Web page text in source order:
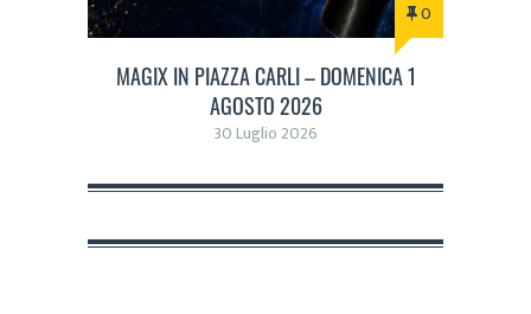
0
MAGIX IN PIAZZA CARLI – DOMENICA 1
AGOSTO 2026
30 Luglio 2026